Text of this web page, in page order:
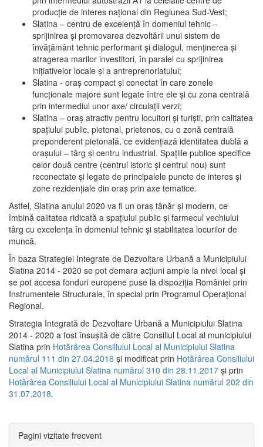
producţie de interes naţional din Regiunea Sud-Vest;
Slatina – centru de excelenţă în domeniul tehnic –
sprijinirea şi promovarea dezvoltării unui sistem de
învăţământ tehnic performant şi dialogul, menţinerea şi
atragerea marilor investitori, în paralel cu sprijinirea
iniţiativelor locale şi a antreprenoriatului;
Slatina - oraş compact şi conectat în care zonele
funcţionale majore sunt legate între ele şi cu zona centrală
prin intermediul unor axe/ circulații verzi;
Slatina – oraş atractiv pentru locuitori şi turişti, prin calitatea
spaţiului public, pietonal, prietenos, cu o zonă centrală
preponderent pietonală, ce evidenţiază identitatea dublă a
oraşului – târg şi centru industrial. Spaţiile publice specifice
celor două centre (centrul istoric şi centrul nou) sunt
reconectate şi legate de principalele puncte de interes şi
zone rezidenţiale din oraş prin axe tematice.
Astfel, Slatina anului 2020 va fi un oraş tânăr şi modern, ce
îmbină calitatea ridicată a spaţiului public şi farmecul vechiului
târg cu excelenţa în domeniul tehnic şi stabilitatea locurilor de
muncă.
În baza Strategiei Integrate de Dezvoltare Urbană a Municipiului
Slatina 2014 - 2020 se pot demara acţiuni ample la nivel local şi
se pot accesa fonduri europene puse la dispoziţia României prin
Instrumentele Structurale, în special prin Programul Operațional
Regional.
Strategia Integrată de Dezvoltare Urbană a Municipiului Slatina
2014 - 2020 a fost însuşită de către Consiliul Local al municipiului
Slatina prin Hotărârea Consiliului Local al Municipiului Slatina
numărul 111 din 27.04.2016 și modificat prin Hotărârea Consiliului
Local al Municipiului Slatina numărul 310 din 28.11.2017 și prin
Hotărârea Consiliului Local al Municipiului Slatina numărul 202 din
31.07.2018.
Pagini vizitate frecvent